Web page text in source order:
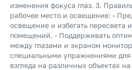
изменения фокуса глаз. 3.
рабочее место и освещение: -
освещение и избегать пересвета
помещений. - Поддерживать
между глазами и экраном
специальными упражнениями для
взгляда на различных объектах